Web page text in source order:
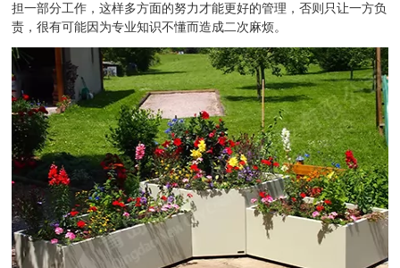
担一部分工作，这样多方面的努力才能更好的管理，否则只让一方负
责，很有可能因为专业知识不懂而造成二次麻烦。